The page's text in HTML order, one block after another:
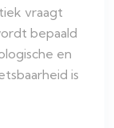
vraagt
bepaald
en
is